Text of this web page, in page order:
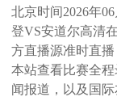
北京时间2026年
登VS安道尔高清
方直播源准时直
本站查看比赛全
闻报道，以及国